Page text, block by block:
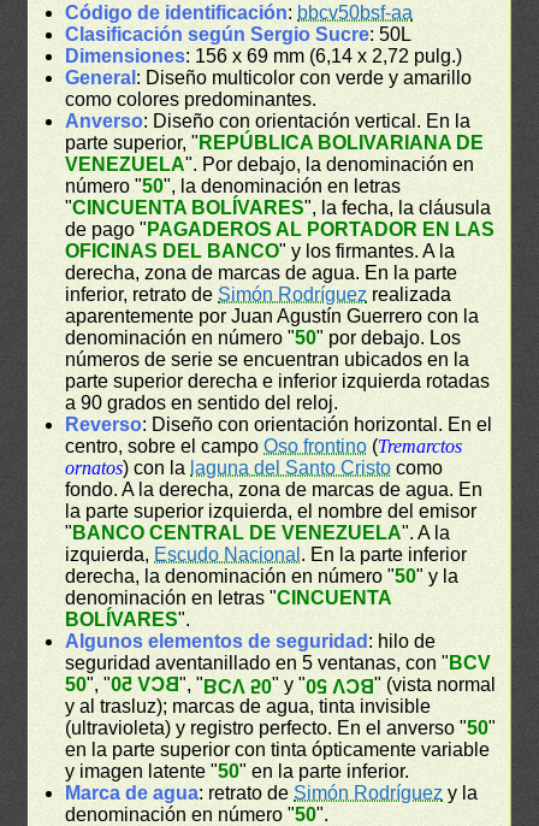
Código de identificación: bbcv50bsf-aa
Clasificación según Sergio Sucre: 50L
Dimensiones: 156 x 69 mm (6,14 x 2,72 pulg.)
General : Diseño multicolor con verde y amarillo
como colores predominantes.
Anverso: Diseño con orientación vertical. En la
parte superior, " REPÚBLICA BOLIVARIANA DE
VENEZUELA". Por debajo, la denominación en
número "50", la denominación en letras
"CINCUENTA BOLÍVARES", la fecha, la cláusula
de pago " PAGADEROS AL PORTADOR EN LAS
OFICINAS DEL BANCO" y los firmantes. A la
derecha, zona de marcas de agua. En la parte
inferior, retrato deSimón Rodríguez realizada
aparentemente por Juan Agustín Guerrero con la
denominación en número "50" por debajo. Los
números de serie se encuentran ubicados en la
parte superior derecha e inferior izquierda rotadas
a 90 grados en sentido del reloj.
Reverso: Diseño con orientación horizontal. En el
centro, sobre el campoOso frontino (Tremarctos
ornatos) con la laguna del Santo Cristo como
fondo. A la derecha, zona de marcas de agua. En
la parte superior izquierda, el nombre del emisor
" BANCO CENTRAL DE VENEZUELA". A la
izquierda, Escudo Nacional . En la parte inferior
derecha, la denominación en número "50" y la
denominación en letras "CINCUENTA
BOLÍVARES".
Algunos elementos de seguridad : hilo de
seguridad aventanillado en 5 ventanas, con " BCV
50", "BCV 50", "BCV 50" y "BCV 50" (vista normal
y al trasluz); marcas de agua, tinta invisible
(ultravioleta) y registro perfecto. En el anverso "50"
en la parte superior con tinta ópticamente variable
y imagen latente "50" en la parte inferior.
Marca de agua: retrato de Simón Rodríguez y la
denominación en número "50".